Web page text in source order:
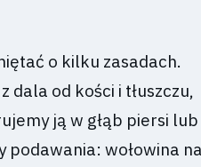
o kilku zasadach.
dala od kości i tłuszczu,
ją w głąb piersi lub
wołowina na